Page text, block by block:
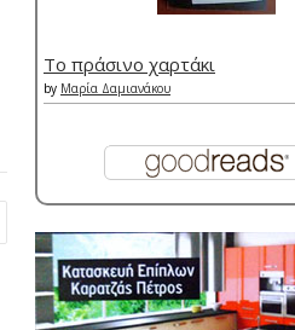
Το πράσινο χαρτάκι
by Μαρία Δαμιανάκου